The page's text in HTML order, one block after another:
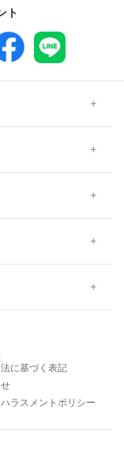
ト
に基づく表記
ラスメントポリシー